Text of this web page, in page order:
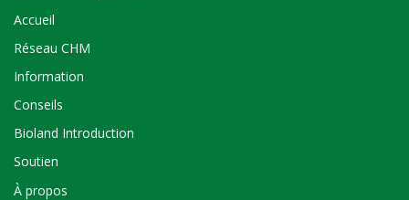
Accueil
Réseau CHM
Information
Conseils
Bioland Introduction
Soutien
À propos